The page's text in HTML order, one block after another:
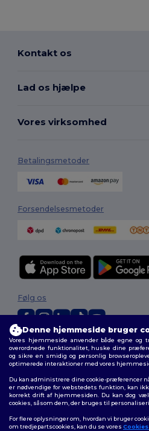
Kontakt os
Lad os hjælpe
Vores virksomhed
Betalingsmetoder
Forsendelsesmetoder
2026. Alle rettigheder
Vilkår og Betingelser|Tilpasset politik|
cookies|Sitemap
Følg os
Denne hjemmeside bruger
Vores hjemmeside anvender både egne og
overordnede funktionalitet, huske dine
og sikre en smidig og personlig
optimerede interaktioner med vores
Du kan administrere dine cookie-præferencer
er nødvendige for webstedets funktion, kan
korrekt drift af hjemmesiden. Du kan dog
cookies, såsom dem, der bruges til
For flere oplysninger om, hvordan vi bruger
om tredjepartscookies, kan du se vores